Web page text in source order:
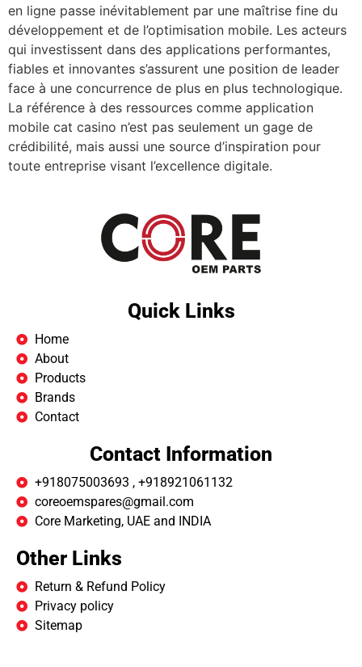
en ligne passe inévitablement par une maîtrise fine du
développement et de l’optimisation mobile. Les acteurs
qui investissent dans des applications performantes,
fiables et innovantes s’assurent une position de leader
face à une concurrence de plus en plus technologique.
La référence à des ressources comme application
mobile cat casino n’est pas seulement un gage de
crédibilité, mais aussi une source d’inspiration pour
toute entreprise visant l’excellence digitale.
Quick Links
Home
About
Products
Brands
Contact
Contact Information
+918075003693 , +918921061132
coreoemspares@gmail.com
Core Marketing, UAE and INDIA
Other Links
Return & Refund Policy
Privacy policy
Sitemap